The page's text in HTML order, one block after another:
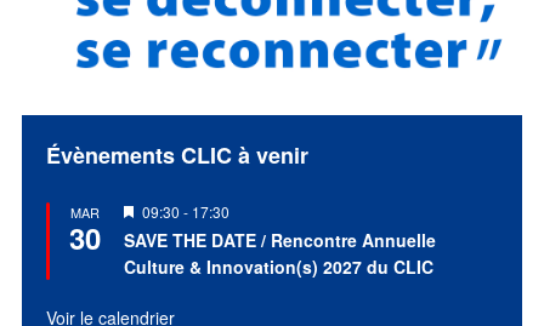
Évènements CLIC à venir
MAR
30
Mis
en
avant
09:30 - 17:30
SAVE THE DATE / Rencontre Annuelle
Culture & Innovation(s) 2027 du CLIC
Voir le calendrier